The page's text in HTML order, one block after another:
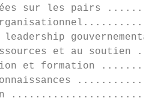
sur les pairs
leadership gouvernemental
et au soutien
et formation